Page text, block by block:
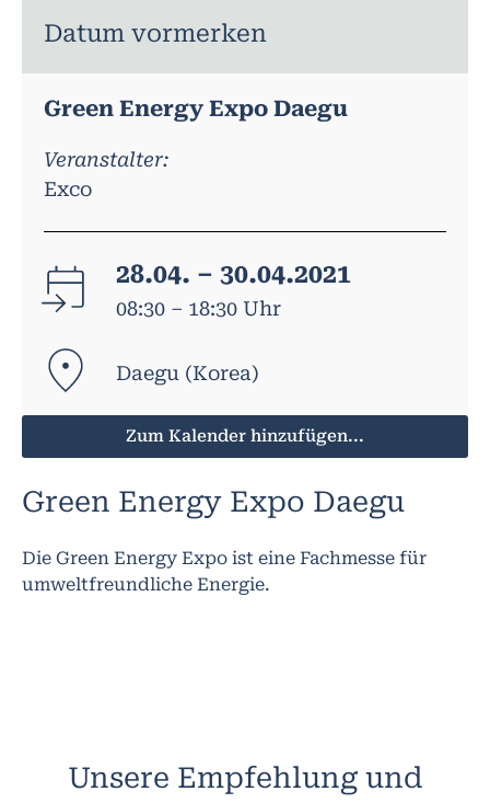
Datum vormerken
Green Energy Expo Daegu
Veranstalter:
Exco
28.04. – 30.04.2021
08:30 – 18:30 Uhr
Daegu (Korea)
Zum Kalender hinzufügen...
Green Energy Expo Daegu
Die Green Energy Expo ist eine Fachmesse für
umweltfreundliche Energie.
Unsere Empfehlung und